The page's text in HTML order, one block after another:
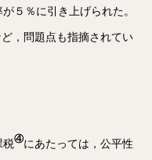
５％に引き上げられた。
，問題点も指摘されてい
税④にあたっては，公平性